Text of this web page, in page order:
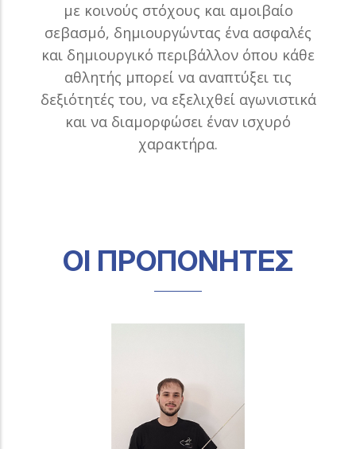
με κοινούς στόχους και αμοιβαίο
σεβασμό, δημιουργώντας ένα ασφαλές
και δημιουργικό περιβάλλον όπου κάθε
αθλητής μπορεί να αναπτύξει τις
δεξιότητές του, να εξελιχθεί αγωνιστικά
και να διαμορφώσει έναν ισχυρό
χαρακτήρα.
ΟΙ ΠΡΟΠΟΝΗΤΕΣ